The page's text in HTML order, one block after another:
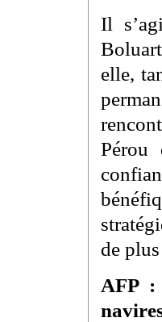
Il
elle,
Pérou
de
AFP :